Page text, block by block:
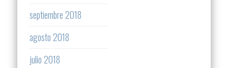
septiembre 2018
agosto 2018
julio 2018